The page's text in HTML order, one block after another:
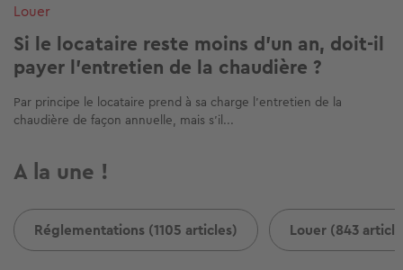
Louer
Si le locataire reste moins d’un an, doit-il
payer l’entretien de la chaudière ?
Par principe le locataire prend à sa charge l’entretien de la
chaudière de façon annuelle, mais s’il...
A la une !
Réglementations (1105 articles) Louer (843